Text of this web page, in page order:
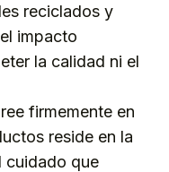
reciclados y
impacto
la calidad ni el
firmemente en
reside en la
cuidado que